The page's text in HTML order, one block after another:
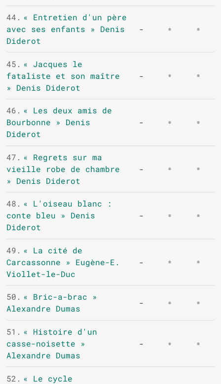
44. « Entretien d'un père
avec ses enfants » Denis
Diderot
-
45. « Jacques le
fataliste et son maître
» Denis Diderot
-
46. « Les deux amis de
Bourbonne » Denis
Diderot
-
47. « Regrets sur ma
vieille robe de chambre
» Denis Diderot
-
48. « L'oiseau blanc :
conte bleu » Denis
Diderot
-
49. « La cité de
Carcassonne » Eugène-E.
Viollet-le-Duc
-
50. « Bric-a-brac »
Alexandre Dumas
-
51. « Histoire d'un
casse-noisette »
Alexandre Dumas
-
52. « Le cycle